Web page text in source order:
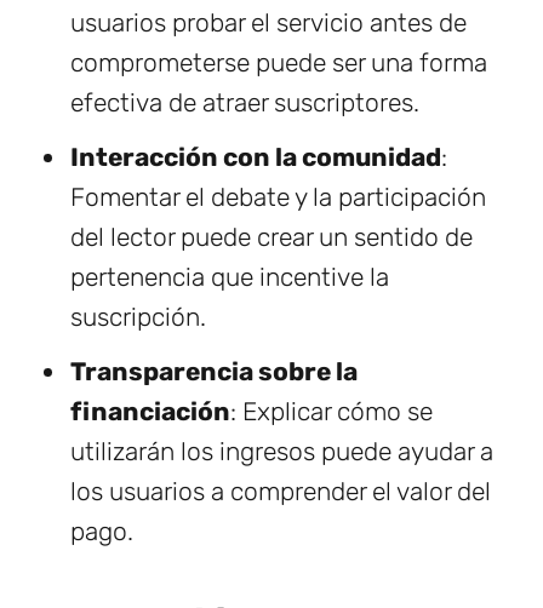
usuarios probar el servicio antes de
comprometerse puede ser una forma
efectiva de atraer suscriptores.
Interacción con la comunidad:
Fomentar el debate y la participación
del lector puede crear un sentido de
pertenencia que incentive la
suscripción.
Transparencia sobre la
financiación: Explicar cómo se
utilizarán los ingresos puede ayudar a
los usuarios a comprender el valor del
pago.